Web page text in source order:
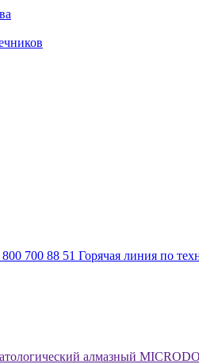
700 88 51 Горячая линия по
алмазный